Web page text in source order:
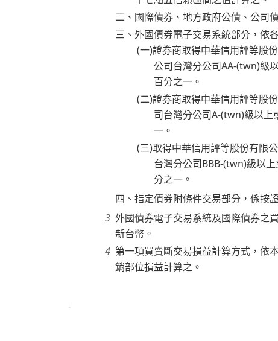
二、國際債券、地方政府公債、公司
三、外國債券電子交易系統部分，依
(一)證券商取得中華信用評等股
公司台灣分公司AA-(twn)級
百分之一。
(二)證券商取得中華信用評等股
司台灣分公司A-(twn)級以
一。
(三)取得中華信用評等股份有限
台灣分公司BBB-(twn)級以
分之一。
四、指定債券附條件交易部分，係按
外國債券電子交易系統及國際債券之
新台幣。
第一項買賣斷交易損益計算方式，依
銷部位損益計算之。